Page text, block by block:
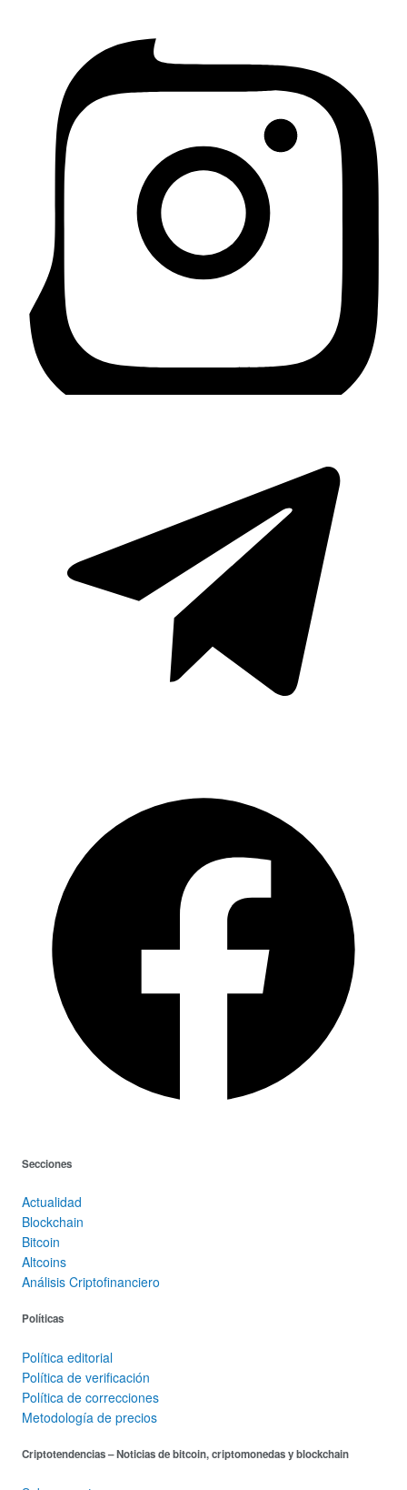
Secciones
Actualidad
Blockchain
Bitcoin
Altcoins
Análisis Criptofinanciero
Políticas
Política editorial
Política de verificación
Política de correcciones
Metodología de precios
Criptotendencias – Noticias de bitcoin, criptomonedas y blockchain